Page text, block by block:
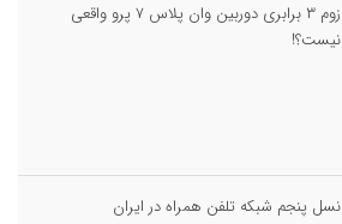
زوم ۳ برابری دوربین وان پلاس ۷ پرو واقعی
نیست؟!
نسل پنجم شبکه تلفن همراه در ایران